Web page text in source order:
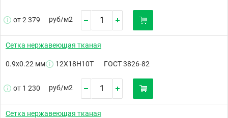
от 2 379 руб/м2
Сетка нержавеющая тканая
0.9х0.22 мм 12Х18Н10Т ГОСТ 3826-82
от 1 230 руб/м2
Сетка нержавеющая тканая